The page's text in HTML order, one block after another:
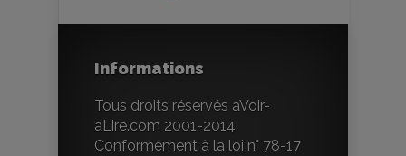
Informations
Tous droits réservés aVoir-
aLire.com 2001-2014.
Conformément à la loi n° 78-17